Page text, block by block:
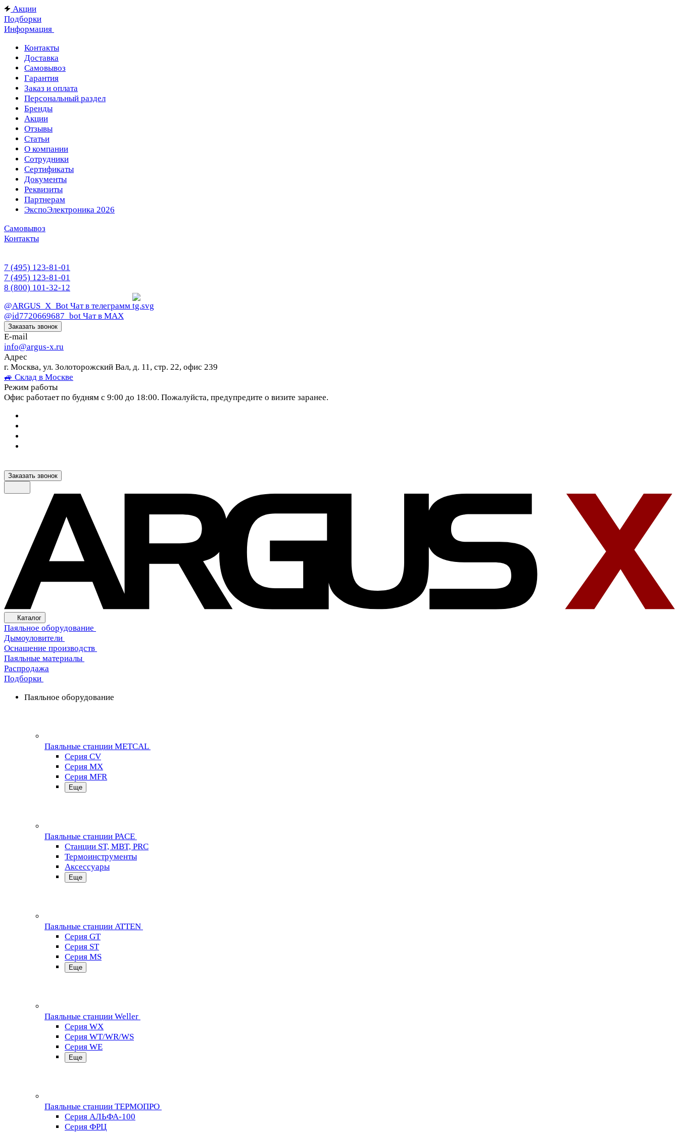
Акции
Подборки
Информация
Контакты
Доставка
Самовывоз
Гарантия
Заказ и оплата
Персональный раздел
Бренды
Акции
Отзывы
Статьи
О компании
Сотрудники
Сертификаты
Документы
Реквизиты
Партнерам
ЭкспоЭлектроника 2026
Самовывоз
Контакты
7 (495) 123-81-01
7 (495) 123-81-01
8 (800) 101-32-12
@ARGUS_X_Bot Чат в телеграмм
@id7720669687_bot Чат в МАХ
Заказать звонок
E-mail
info@argus-x.ru
Адрес
г. Москва, ул. Золоторожский Вал, д. 11, стр. 22, офис 239
🚙 Склад в Москве
Режим работы
Офис работает по будням с 9:00 до 18:00. Пожалуйста, предупредите о визите заранее.
Заказать звонок
Каталог
Паяльное оборудование
Дымоуловители
Оснащение производств
Паяльные материалы
Распродажа
Подборки
Паяльное оборудование
Паяльные станции METCAL
Серия CV
Серия MX
Серия MFR
Еще
Паяльные станции PACE
Станции ST, MBT, PRC
Термоинструменты
Аксессуары
Еще
Паяльные станции ATTEN
Серия GT
Серия ST
Серия MS
Еще
Паяльные станции Weller
Серия WX
Серия WT/WR/WS
Серия WE
Еще
Паяльные станции ТЕРМОПРО
Серия АЛЬФА-100
Серия ФРЦ